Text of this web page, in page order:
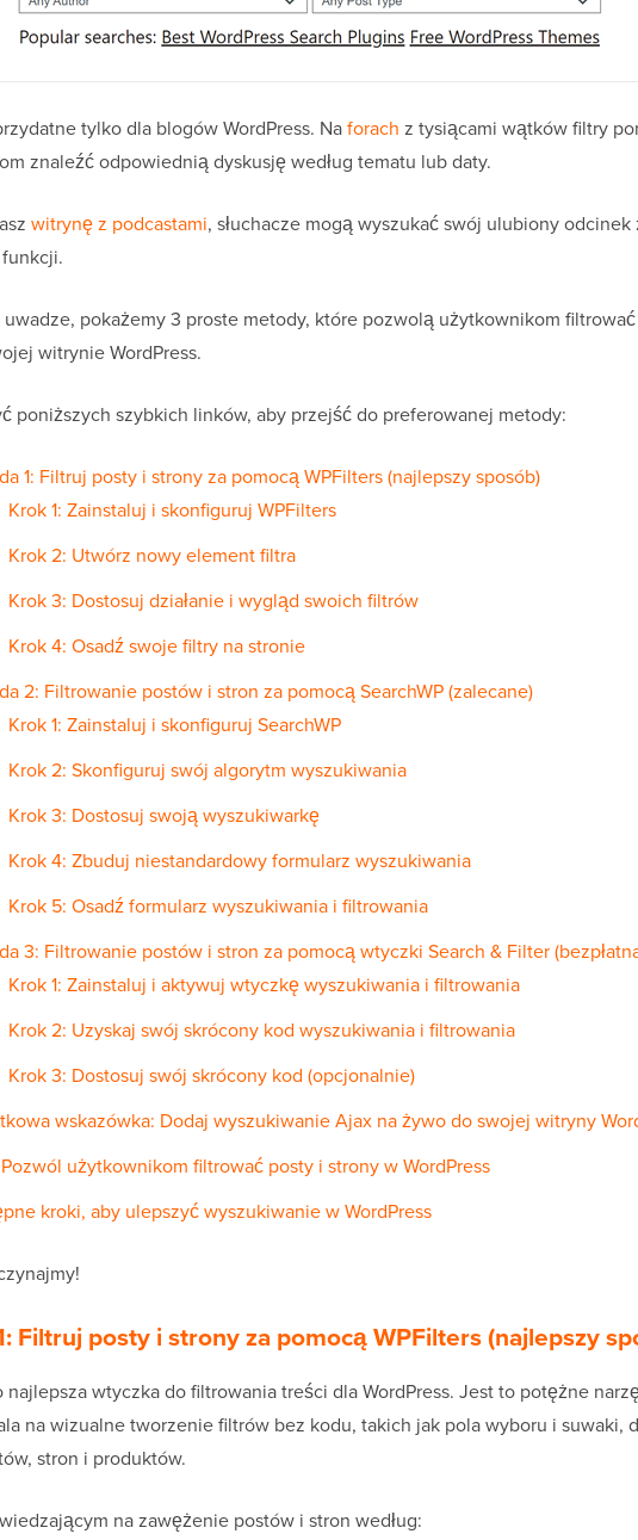
tylko dla blogów WordPress. Naforach z tysiącami wątków filtry
znaleźć odpowiednią dyskusję według tematu lub daty.
witrynę z podcastami, słuchacze mogą wyszukać swój ulubiony odcinek
uwadze, pokażemy 3 proste metody, które pozwolą użytkownikom
witrynie WordPress.
poniższych szybkich linków, aby przejść do preferowanej metody:
1: Filtruj posty i strony za pomocą WPFilters (najlepszy sposób)
Krok 1: Zainstaluj i skonfiguruj WPFilters
Krok 2: Utwórz nowy element filtra
Krok 3: Dostosuj działanie i wygląd swoich filtrów
Krok 4: Osadź swoje filtry na stronie
2: Filtrowanie postów i stron za pomocą SearchWP (zalecane)
Krok 1: Zainstaluj i skonfiguruj SearchWP
Krok 2: Skonfiguruj swój algorytm wyszukiwania
Krok 3: Dostosuj swoją wyszukiwarkę
Krok 4: Zbuduj niestandardowy formularz wyszukiwania
Krok 5: Osadź formularz wyszukiwania i filtrowania
3: Filtrowanie postów i stron za pomocą wtyczki Search & Filter
Krok 1: Zainstaluj i aktywuj wtyczkę wyszukiwania i filtrowania
Krok 2: Uzyskaj swój skrócony kod wyszukiwania i filtrowania
Krok 3: Dostosuj swój skrócony kod (opcjonalnie)
wskazówka: Dodaj wyszukiwanie Ajax na żywo do swojej witryny
Pozwól użytkownikom filtrować posty i strony w WordPress
kroki, aby ulepszyć wyszukiwanie w WordPress
Filtruj posty i strony za pomocą WPFilters (najlepszy
najlepsza wtyczka do filtrowania treści dla WordPress. Jest to potężne
na wizualne tworzenie filtrów bez kodu, takich jak pola wyboru i suwaki,
stron i produktów.
na zawężenie postów i stron według: